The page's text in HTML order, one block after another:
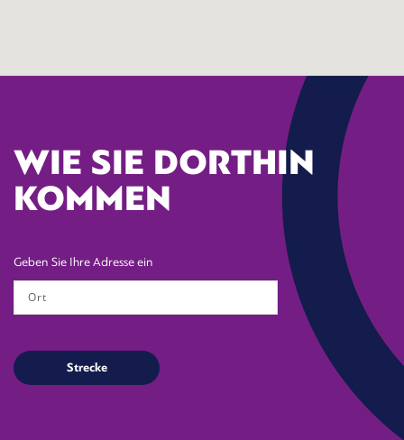
WIE SIE DORTHIN
KOMMEN
Geben Sie Ihre Adresse ein